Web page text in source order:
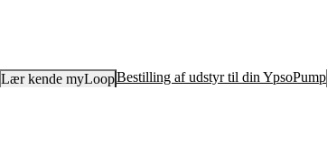
Lær kende myLoopBestilling af udstyr til din YpsoPump